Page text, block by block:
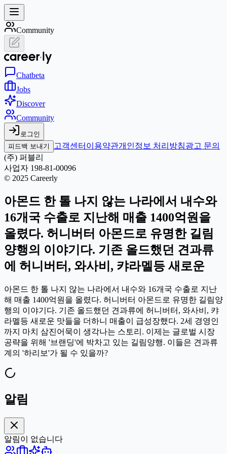
Community
Chatbeta
Jobs
Discover
Community
로그인
피드백 보내기
고객센터 이용약관개인정보 처리방침광고 문의
(주) 퍼블리
사업자 198-81-00096
© 2025 Careerly
아몬드 한 톨 나지 않는 나라에서 내수와
16개국 수출로 지난해 매출 1400억원을
올렸다. 허니버터 아몬드로 유명한 길림
양행의 이야기다. 기존 올드했던 견과류
에 허니버터, 와사비, 캬라멜등 새로운
아몬드 한 톨 나지 않는 나라에서 내수와 16개국 수출로 지난
해 매출 1400억원을 올렸다. 허니버터 아몬드로 유명한 길림양
행의 이야기다. 기존 올드했던 견과류에 허니버터, 와사비, 캬
라멜등 새로운 맛들을 더하니 매출이 급성장했다. 2세 경영인
까지 마치 삼진어묵이 생각나는 스토리. 이제는 글로벌 시장
공략을 위해 '브랜딩'에 박차고 있는 길림양행. 이들은 견과류
계의 '하리보'가 될 수 있을까?
알림
알림이 없습니다